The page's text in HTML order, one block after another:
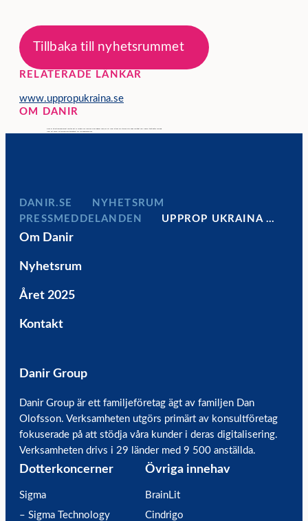
Tillbaka till nyhetsrummet
RELATERADE LÄNKAR
www.uppropukraina.se
OM DANIR
DANIR
NYHETSRUM
PRESSMEDDELANDEN
UPPROP UKRAINA …
Om Danir
Nyhetsrum
Året 2025
Kontakt
Danir Group
Danir Group är ett familjeföretag ägt av familjen Dan
Olofsson. Verksamheten utgörs primärt av konsultföretag
fokuserade på att stödja våra kunder i deras digitalisering.
Verksamheten drivs i 29 länder med 9 500 anställda.
Dotterkoncerner
Sigma
– Sigma Technology
Övriga innehav
BrainLit
Cindrigo